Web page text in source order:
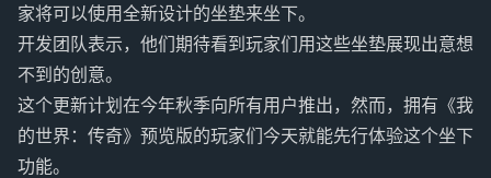
家将可以使用全新设计的坐垫来坐下。
开发团队表示，他们期待看到玩家们用这些坐垫展现出意想
不到的创意。
这个更新计划在今年秋季向所有用户推出，然而，拥有《我
的世界：传奇》预览版的玩家们今天就能先行体验这个坐下
功能。